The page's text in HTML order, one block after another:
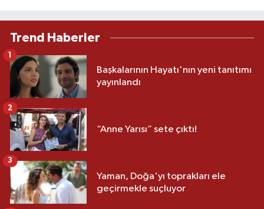
Trend Haberler
Başkalarının Hayatı'nın yeni tanıtımı
yayınlandı
1
“Anne Yarısı” sete çıktı!
2
Yaman, Doğa'yı toprakları ele
geçirmekle suçluyor
3